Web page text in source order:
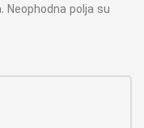
Neophodna polja su